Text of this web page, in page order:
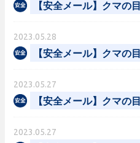
【安全メール】クマの
2023.05.28
【安全メール】クマの
2023.05.27
【安全メール】クマの
2023.05.27